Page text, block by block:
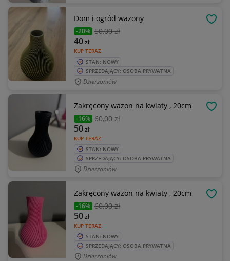
Dom i ogród wazony
-20% 50,00 zł
KUP TERAZ
40zł
STAN: NOWY
SPRZEDAJĄCY: OSOBA PRYWATNA
Dzierżoniów
Zakręcony wazon na kwiaty , 20cm
-16% 60,00 zł
KUP TERAZ
50zł
STAN: NOWY
SPRZEDAJĄCY: OSOBA PRYWATNA
Dzierżoniów
Zakręcony wazon na kwiaty , 20cm
-16% 60,00 zł
KUP TERAZ
50zł
STAN: NOWY
SPRZEDAJĄCY: OSOBA PRYWATNA
Dzierżoniów